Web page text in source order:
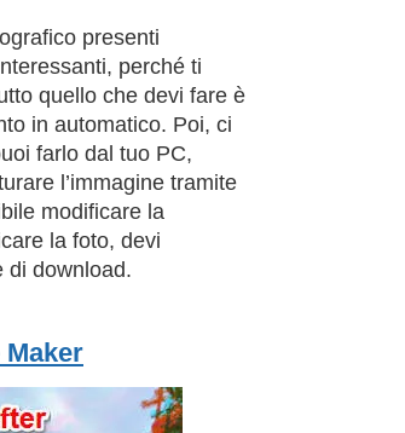
presenti
perché ti
quello che devi fare è
in automatico. Poi, ci
farlo dal tuo PC,
l’immagine tramite
modificare la
la foto, devi
di download.